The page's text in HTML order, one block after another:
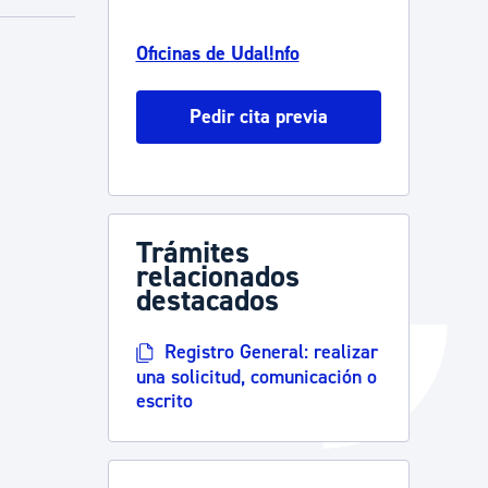
Ayuda a la tramitación
Oficinas de Udal!nfo
Pedir cita previa
Trámites
relacionados
destacados
Registro General: realizar
una solicitud, comunicación o
escrito